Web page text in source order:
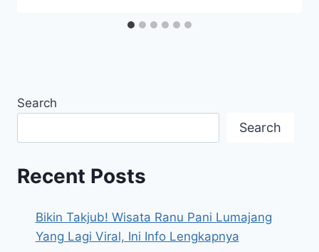
Search
Search
Recent Posts
Bikin Takjub! Wisata Ranu Pani Lumajang
Yang Lagi Viral, Ini Info Lengkapnya